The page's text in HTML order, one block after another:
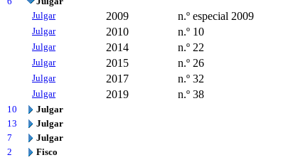
Julgar
2009 n.º especial 2009
Julgar 2010 n.º 10
Julgar 2014 n.º 22
Julgar 2015 n.º 26
Julgar 2017 n.º 32
Julgar 2019 n.º 38
10
Julgar
13
Julgar
7
Julgar
2
Fisco